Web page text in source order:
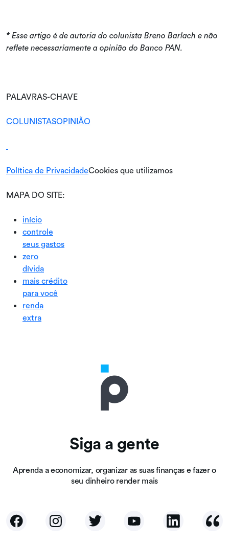
* Esse artigo é de autoria do colunista Breno Barlach e não
reflete necessariamente a opinião do Banco PAN.
PALAVRAS-CHAVE
COLUNISTASOPINIÃO
Política de PrivacidadeCookies que utilizamos
MAPA DO SITE:
início
controle
seus gastos
zero
dívida
mais crédito
para você
renda
extra
Siga a gente
Aprenda a economizar, organizar as suas finanças e fazer o
seu dinheiro render mais